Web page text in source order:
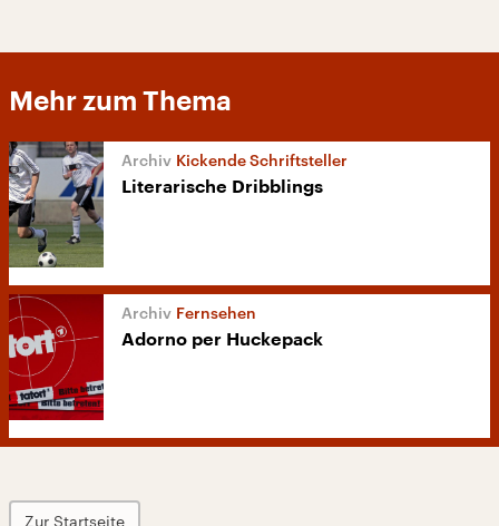
Mehr zum Thema
Kickende Schriftsteller
Literarische Dribblings
Fernsehen
Adorno per Huckepack
Zur Startseite